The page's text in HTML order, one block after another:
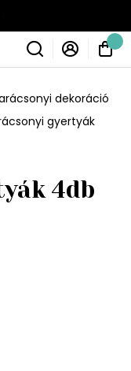
dekoráció
gyertyák
4db